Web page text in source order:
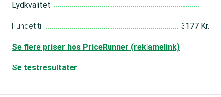
Lydkvalitet
Fundet til 3177 Kr.
Se flere priser hos PriceRunner (reklamelink)
Se testresultater